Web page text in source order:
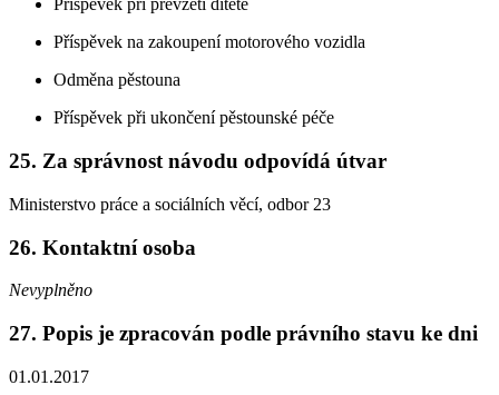
Příspěvek při převzetí dítěte
Příspěvek na zakoupení motorového vozidla
Odměna pěstouna
Příspěvek při ukončení pěstounské péče
25. Za správnost návodu odpovídá útvar
Ministerstvo práce a sociálních věcí, odbor 23
26. Kontaktní osoba
Nevyplněno
27. Popis je zpracován podle právního stavu ke dni
01.01.2017